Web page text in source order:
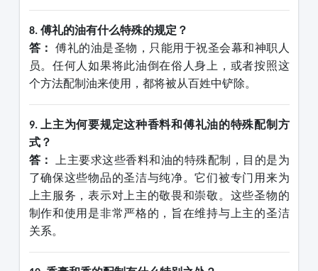
8. 傅礼的油有什么特殊的规定？
答：
傅礼的油是圣物，只能用于祝圣会幕和神职人
员。任何人如果将此油倒在俗人身上，或者按照这
个方法配制油来使用，都将被从百姓中铲除。
9. 上主为何要规定这种香料和傅礼油的特殊配制方
式？
答：
上主要求这些香料和油的特殊配制，目的是为
了确保这些物品的圣洁与纯净。它们被专门用来为
上主服务，表示对上主的敬畏和崇敬。这些圣物的
制作和使用是非常严格的，旨在维持与上主的圣洁
关系。